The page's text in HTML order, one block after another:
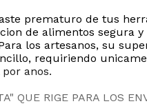
prematuro de tus
de alimentos segura
los artesanos, su
requiriendo
anos.
QUE RIGE PARA LOS